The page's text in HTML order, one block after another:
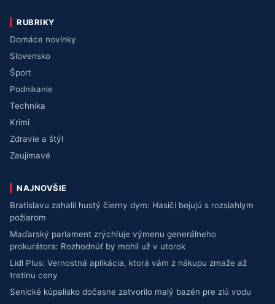
RUBRIKY
Domáce novinky
Slovensko
Šport
Podnikanie
Technika
Krimi
Zdravie a štýl
Zaujímavé
NAJNOVŠIE
Bratislavu zahalil hustý čierny dym: Hasiči bojujú s rozsiahlym
požiarom
Maďarský parlament zrýchľuje výmenu generálneho
prokurátora: Rozhodnúť by mohli už v utorok
Lidl Plus: Vernostná aplikácia, ktorá vám z nákupu zmaže až
tretinu ceny
Senické kúpalisko dočasne zatvorilo malý bazén pre zlú vodu